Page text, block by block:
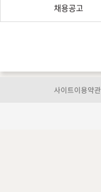
채용공고
사이트이용약관